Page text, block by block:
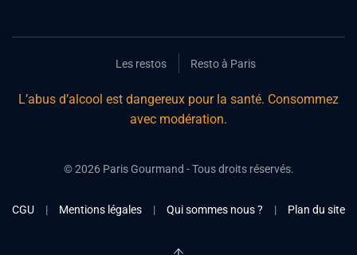
Les restos Resto à Paris
L’abus d’alcool est dangereux pour la santé. Consommez
avec modération.
©2026Paris Gourmand - Tous droits réservés.
CGU | Mentions légales | Qui sommes nous ? | Plan du site